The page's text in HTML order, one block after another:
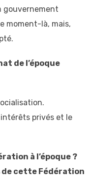
gouvernement
moment-là, mais,
de l’époque
privés et le
à l’époque ?
cette Fédération